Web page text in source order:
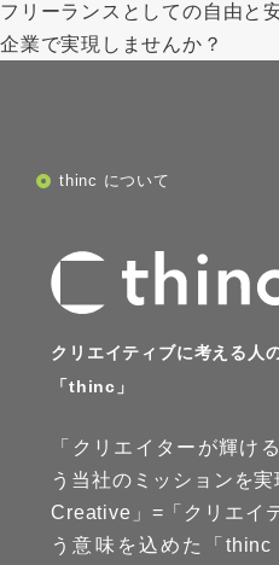
フリーランスとしての自由と
企業で実現しませんか？
thinc について
クリエイティブに考える人
「thinc」
「クリエイターが輝け
う当社のミッションを
Creative」=「クリエイ
う意味を込めた「